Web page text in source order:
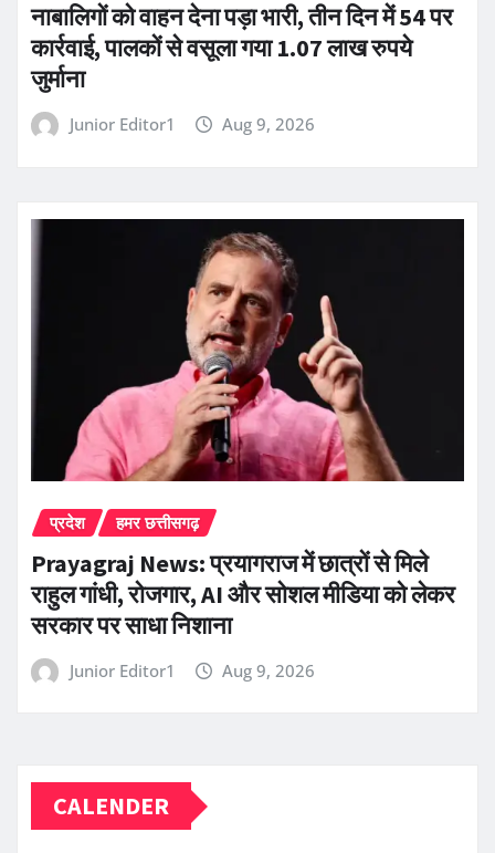
नाबालिगों को वाहन देना पड़ा भारी, तीन दिन में 54 पर
कार्रवाई, पालकों से वसूला गया 1.07 लाख रुपये
जुर्माना
Junior Editor1 Aug 9, 2026
प्रदेश हमर छत्तीसगढ़
Prayagraj News: प्रयागराज में छात्रों से मिले
राहुल गांधी, रोजगार, AI और सोशल मीडिया को लेकर
सरकार पर साधा निशाना
Junior Editor1 Aug 9, 2026
CALENDER